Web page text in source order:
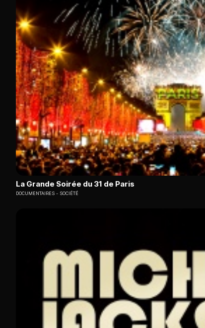
La Grande Soirée du 31 de Paris
DOCUMENTAIRES SOCIÉTÉ